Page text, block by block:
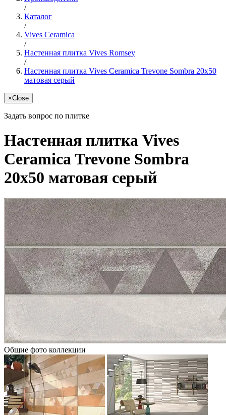
/
Каталог
/
Vives Ceramica
/
Настенная плитка Vives Romsey
/
Настенная плитка Vives Ceramica Trevone Sombra 20x50
матовая серый
×Close
Задать вопрос по плитке
Настенная плитка Vives
Ceramica Trevone Sombra
20x50 матовая серый
Общие фото коллекции